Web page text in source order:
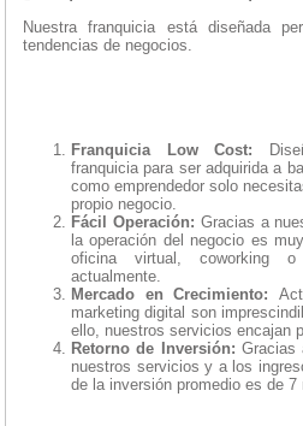
Nuestra franquicia está diseñada
tendencias de negocios.
Franquicia Low Cost:
franquicia para ser adquirida a
como emprendedor solo
propio negocio.
Fácil Operación: Gracias a
la operación del negocio es
oficina virtual, coworking
actualmente.
Mercado en Crecimiento:
marketing digital son
ello, nuestros servicios encajan
Retorno de Inversión: Gracias
nuestros servicios y a los
de la inversión promedio es de 7